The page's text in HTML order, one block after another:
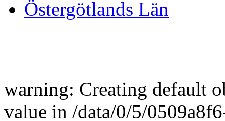
Östergötlands Län
warning: Creating default
value in /data/0/5/